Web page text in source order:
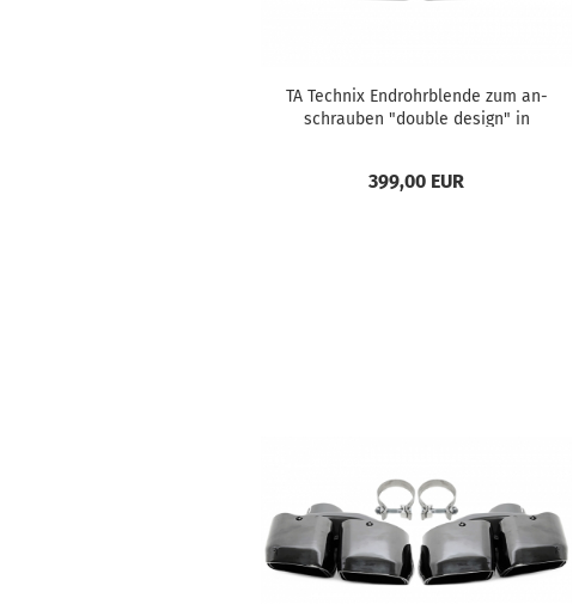
TA Tech­nix End­rohr­blen­de zum an­
schrau­ben "dou­ble de­sign" in
399,00 EUR